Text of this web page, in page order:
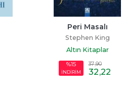
Kütüphanedeki Ceset
Agatha Christie
Altın Kitaplar
13 ,70